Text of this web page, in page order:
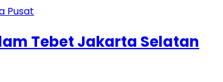
Tebet Jakarta Selatan